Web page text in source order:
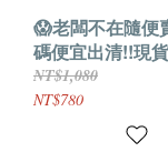
😱老闆不在隨便
碼便宜出清!!現
出貨-性感薄款肚
衣(黑色均碼)G054
NT$1,080
NT$780